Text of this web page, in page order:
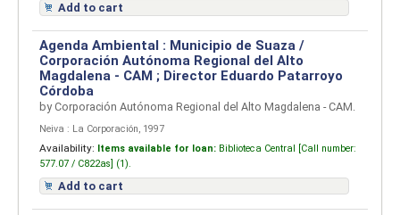
Add to cart
Agenda Ambiental : Municipio de Suaza /
Corporación Autónoma Regional del Alto
Magdalena - CAM ; Director Eduardo Patarroyo
Córdoba
by Corporación Autónoma Regional del Alto Magdalena - CAM.
Neiva : La Corporación, 1997
Availability: Items available for loan: Biblioteca Central [Call number:
577.07 / C822as] (1).
Add to cart